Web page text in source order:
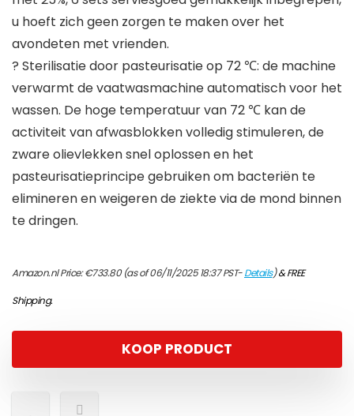
u hoeft zich geen zorgen te maken over het
avondeten met vrienden.
? Sterilisatie door pasteurisatie op 72 ℃: de machine
verwarmt de vaatwasmachine automatisch voor het
wassen. De hoge temperatuur van 72 ℃ kan de
activiteit van afwasblokken volledig stimuleren, de
zware olievlekken snel oplossen en het
pasteurisatieprincipe gebruiken om bacteriën te
elimineren en weigeren de ziekte via de mond binnen
te dringen.
Amazon.nl Price:€733.80(as of 06/11/2025 18:37 PST-Details)&FREE
Shipping.
KOOP PRODUCT